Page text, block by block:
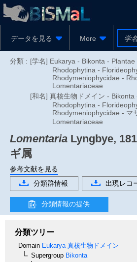
データを見る More
分類 : [学名] Eukarya - Bikonta -
Rhodophytina -
Rhodymeniophycidae -
Lomentariaceae
[和名] 真核生物ドメイン -
Rhodophytina -
Rhodymeniophycidae - マ
Lomentariaceae
Lomentaria Lyngbye,
ギ属
参考文献を見る
分類群情報
出現レコ
分類情報の提供
分類ツリー
Domain Eukarya 真核生物ドメイン
Supergroup Bikonta